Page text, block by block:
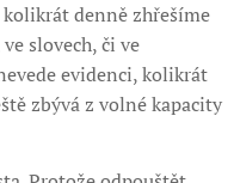
denně zhřešíme
slovech, či ve
evidenci, kolikrát
zbývá z volné kapacity